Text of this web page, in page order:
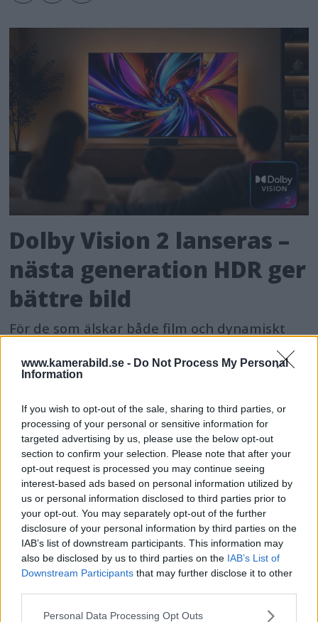
www.kamerabild.se - Do Not Process My Personal
Information
If you wish to opt-out of the sale, sharing to third parties, or
processing of your personal or sensitive information for
targeted advertising by us, please use the below opt-out
section to confirm your selection. Please note that after your
opt-out request is processed you may continue seeing
interest-based ads based on personal information utilized by
us or personal information disclosed to third parties prior to
your opt-out. You may separately opt-out of the further
disclosure of your personal information by third parties on the
IAB’s list of downstream participants. This information may
also be disclosed by us to third parties on the IAB’s List of
Downstream Participants that may further disclose it to other
Please note that this website/app uses one or more Google
Personal Data Processing Opt Outs
Dolby Vision 2 lanseras –
nästa generation HDR ger
bättre bild
För de som älskar både film och dynamiskt
bildmotor som analyserar bilden och scenen
och förbättrar den för tittaren.